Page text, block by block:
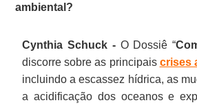
ambiental?
Cynthia Schuck -O Dossiê “
discorre sobre as principais crises
incluindo a escassez hídrica, as
a acidificação dos oceanos e